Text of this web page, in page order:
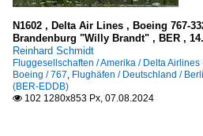
N1602 , Delta Air Lines , Boeing 767-
Brandenburg "Willy Brandt" , BER ,
Reinhard Schmidt
Fluggesellschaften / Amerika / Delta Airlines
Boeing / 767, Flughäfen / Deutschland /
(BER-EDDB)
 102 1280x853 Px, 07.08.2024